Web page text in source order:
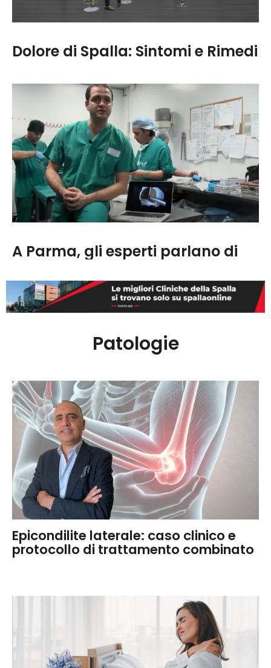
Dolore di Spalla: Sintomi e Rimedi
necessario e prima di operare un paziente si
devono fare tutte le valutazioni del caso. Spesso,
molte persone sono convinte che l’intervento sia
l’unica e inevitabile soluzione per poter tornare ad
una vita normale oppure a praticare sport, ma non
è così. Infatti, non tutti i tendini della…
A Parma, gli esperti parlano di
Sintomi, diagnosi, terapia delle malattie di spalla
che, se non trattate correttamente, possono
portare alla disabilità. Ne parlano il dottor Michele
Clinica Universitaria di Parma.
Patologie
Epicondilite laterale: caso clinico e
protocollo di trattamento combinato